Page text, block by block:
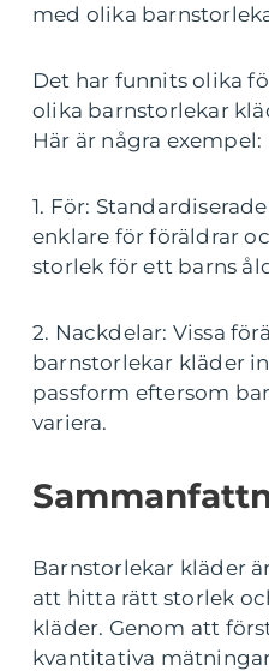
med olika
Det har funnits olika
olika barnstorlekar
Här är några exempel:
1. För:
enklare för föräldrar
storlek för ett barns
2. Nackdelar: Vissa
barnstorlekar kläder
passform eftersom
variera.
Barnstorlekar kläder
att hitta rätt storlek
kläder. Genom att
kvantitativa